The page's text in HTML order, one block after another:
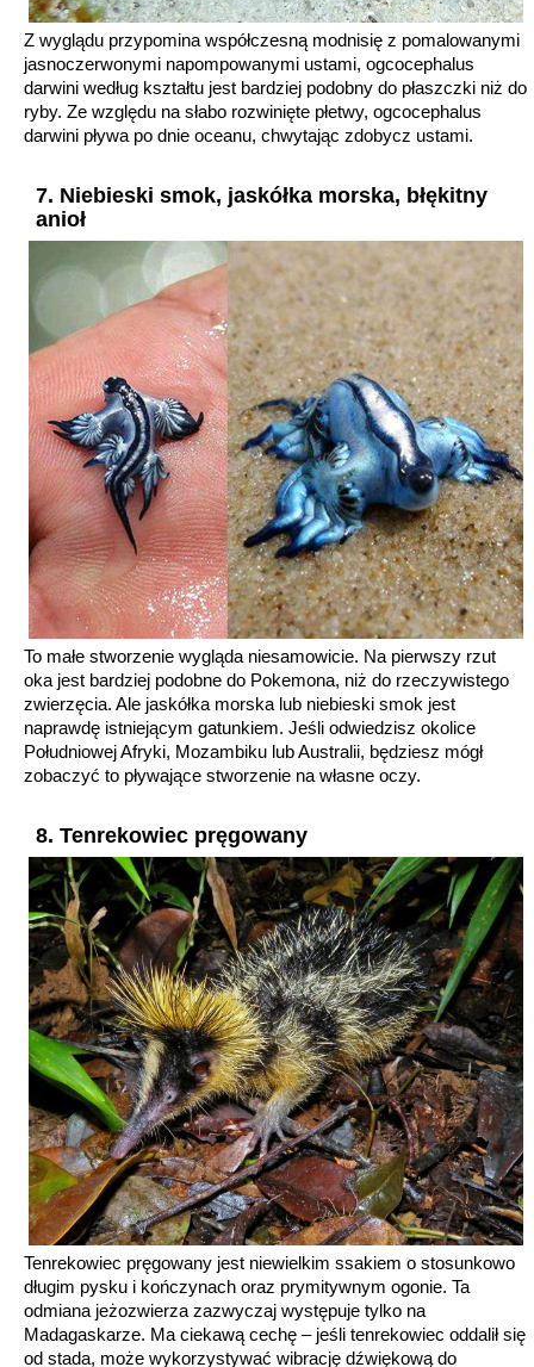
Z wyglądu przypomina współczesną modnisię z pomalowanymi
jasnoczerwonymi napompowanymi ustami, ogcocephalus
darwini według kształtu jest bardziej podobny do płaszczki niż do
ryby. Ze względu na słabo rozwinięte płetwy, ogcocephalus
darwini pływa po dnie oceanu, chwytając zdobycz ustami.
7. Niebieski smok, jaskółka morska, błękitny
anioł
To małe stworzenie wygląda niesamowicie. Na pierwszy rzut
oka jest bardziej podobne do Pokemona, niż do rzeczywistego
zwierzęcia. Ale jaskółka morska lub niebieski smok jest
naprawdę istniejącym gatunkiem. Jeśli odwiedzisz okolice
Południowej Afryki, Mozambiku lub Australii, będziesz mógł
zobaczyć to pływające stworzenie na własne oczy.
8. Tenrekowiec pręgowany
Tenrekowiec pręgowany jest niewielkim ssakiem o stosunkowo
długim pysku i kończynach oraz prymitywnym ogonie. Ta
odmiana jeżozwierza zazwyczaj występuje tylko na
Madagaskarze. Ma ciekawą cechę – jeśli tenrekowiec oddalił się
od stada, może wykorzystywać wibrację dźwiękową do
Znajdź najlepszą artykuł na
Facebooku
Już podoba WomanAdvice.pl